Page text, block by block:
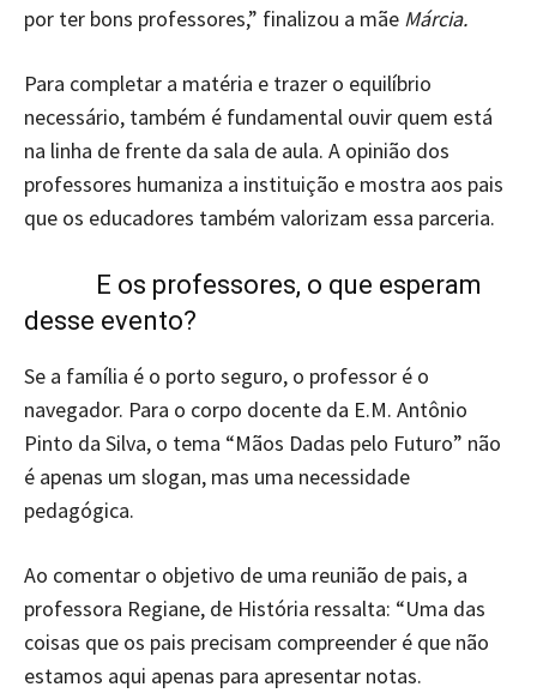
por ter bons professores,” finalizou a mãe Márcia.
Para completar a matéria e trazer o equilíbrio
necessário, também é fundamental ouvir quem está
na linha de frente da sala de aula. A opinião dos
professores humaniza a instituição e mostra aos pais
que os educadores também valorizam essa parceria.
E os professores, o que esperam
desse evento?
Se a família é o porto seguro, o professor é o
navegador. Para o corpo docente da E.M. Antônio
Pinto da Silva, o tema “Mãos Dadas pelo Futuro” não
é apenas um slogan, mas uma necessidade
pedagógica.
Ao comentar o objetivo de uma reunião de pais, a
professora Regiane, de História ressalta: “Uma das
coisas que os pais precisam compreender é que não
estamos aqui apenas para apresentar notas.